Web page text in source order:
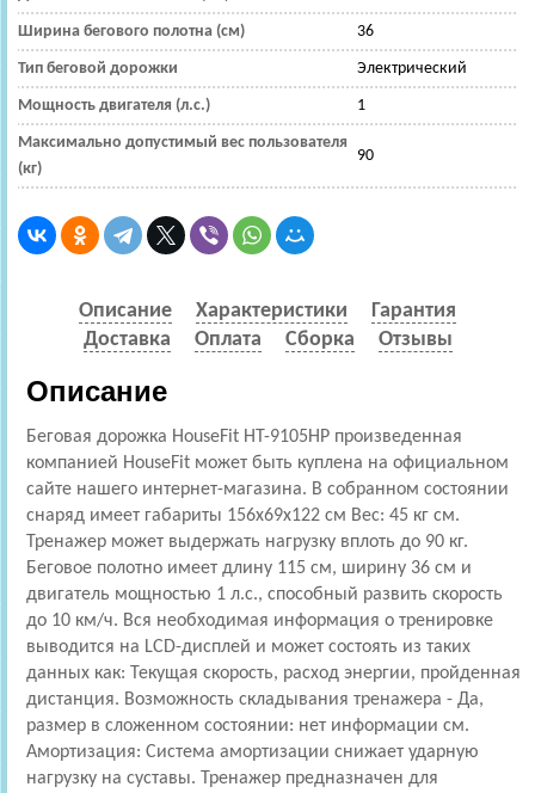
Ширина бегового полотна (см) 36
Тип беговой дорожки Электрический
Мощность двигателя (л.с.) 1
Максимально допустимый вес пользователя
(кг)
90
Описание Характеристики
Гарантия
Доставка
Оплата Сборка Отзывы
Описание
Беговая дорожка HouseFit HT-9105HP произведенная
компанией HouseFit может быть куплена на официальном
сайте нашего интернет-магазина. В собранном состоянии
снаряд имеет габариты 156x69x122 см Вес: 45 кг см.
Тренажер может выдержать нагрузку вплоть до 90 кг.
Беговое полотно имеет длину 115 см, ширину 36 см и
двигатель мощностью 1 л.с., способный развить скорость
до 10 км/ч. Вся необходимая информация о тренировке
выводится на LCD-дисплей и может состоять из таких
данных как: Текущая скорость, расход энергии, пройденная
дистанция. Возможность складывания тренажера - Да,
размер в сложенном состоянии: нет информации см.
Амортизация: Cистема амортизации снижает ударную
нагрузку на суставы. Тренажер предназначен для